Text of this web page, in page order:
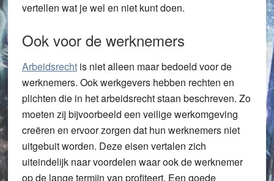
vertellen wat je wel en niet kunt doen.
Ook voor de werknemers
Arbeidsrechtis niet alleen maar bedoeld voor de
werknemers. Ook werkgevers hebben rechten en
plichten die in het arbeidsrecht staan beschreven. Zo
moeten zij bijvoorbeeld een veilige werkomgeving
creëren en ervoor zorgen dat hun werknemers niet
uitgebuit worden. Deze eisen vertalen zich
uiteindelijk naar voordelen waar ook de werknemer
op de lange termijn van profiteert. Een goede